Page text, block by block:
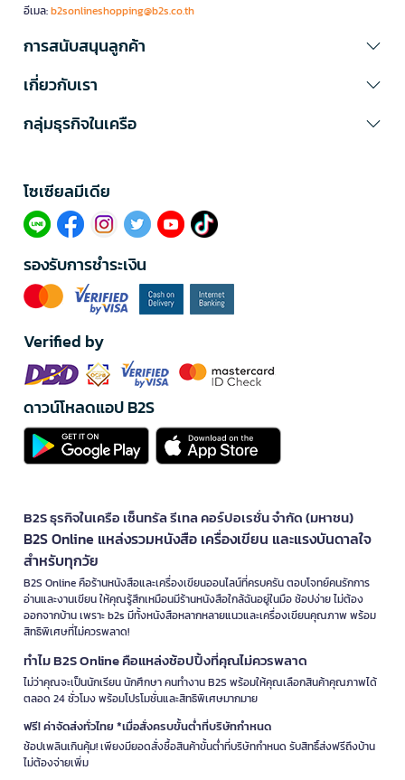
อีเมล:b2sonlineshopping@b2s.co.th
การสนับสนุนลูกค้า
เกี่ยวกับเรา
กลุ่มธุรกิจในเครือ
โซเซียลมีเดีย​
รองรับการชำระเงิน
Verified by
ดาวน์โหลดแอป B2S
B2S ธุรกิจในเครือ เซ็นทรัล รีเทล คอร์ปอเรชั่น จำกัด (มหาชน)
B2S Online แหล่งรวมหนังสือ เครื่องเขียน และแรงบันดาลใจ
สำหรับทุกวัย
B2S Online คือร้านหนังสือและเครื่องเขียนออนไลน์ที่ครบครัน ตอบโจทย์คนรักการ
อ่านและงานเขียน ให้คุณรู้สึกเหมือนมีร้านหนังสือใกล้ฉันอยู่ในมือ ช้อปง่าย ไม่ต้อง
ออกจากบ้าน เพราะ b2s มีทั้งหนังสือหลากหลายแนวและเครื่องเขียนคุณภาพ พร้อม
สิทธิพิเศษที่ไม่ควรพลาด!
ทำไม B2S Online คือแหล่งช้อปปิ้งที่คุณไม่ควรพลาด
ไม่ว่าคุณจะเป็นนักเรียน นักศึกษา คนทำงาน B2S พร้อมให้คุณเลือกสินค้าคุณภาพได้
ตลอด 24 ชั่วโมง พร้อมโปรโมชั่นและสิทธิพิเศษมากมาย
ฟรี! ค่าจัดส่งทั่วไทย *เมื่อสั่งครบขั้นต่ำที่บริษัทกำหนด
ช้อปเพลินเกินคุ้ม! เพียงมียอดสั่งซื้อสินค้าขั้นต่ำที่บริษัทกำหนด รับสิทธิ์ส่งฟรีถึงบ้าน
ไม่ต้องจ่ายเพิ่ม